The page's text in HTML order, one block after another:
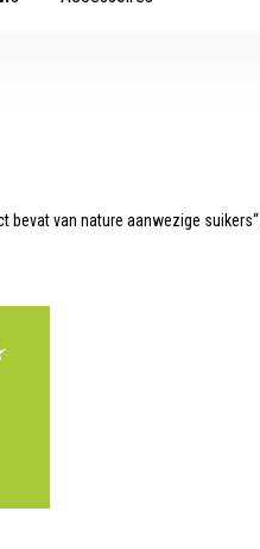
bevat van nature aanwezige suikers“.